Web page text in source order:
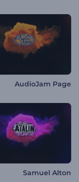
AudioJam Page
Samuel Alton